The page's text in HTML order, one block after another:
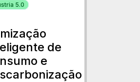
5.0
de
e